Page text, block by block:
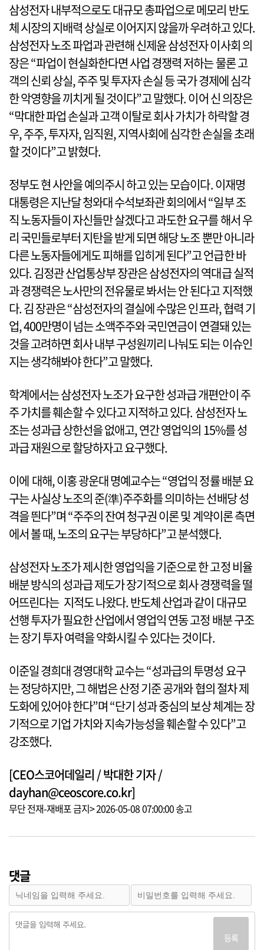
삼성전자 내부적으로도 대규모 총파업으로 메모리 반도
체 시장의 지배력 상실로 이어지지 않을까 우려하고 있다.
삼성전자 노조 파업과 관련해 신제윤 삼성전자 이사회 의
장은 “파업이 현실화한다면 사업 경쟁력 저하는 물론 고
객의 신뢰 상실, 주주 및 투자자 손실 등 국가 경제에 심각
한 악영향을 끼치게 될 것이다”고 말했다. 이어 신 의장은
“막대한 파업 손실과 고객 이탈로 회사 가치가 하락할 경
우, 주주, 투자자, 임직원, 지역사회에 심각한 손실을 초래
할 것이다”고 밝혔다.
정부도 현 사안을 예의주시 하고 있는 모습이다. 이재명
대통령은 지난달 청와대 수석보좌관 회의에서 “일부 조
직 노동자들이 자신들만 살겠다고 과도한 요구를 해서 우
리 국민들로부터 지탄을 받게 되면 해당 노조 뿐만 아니라
다른 노동자들에게도 피해를 입히게 된다”고 언급한 바
있다. 김정관 산업통상부 장관은 삼성전자의 역대급 실적
과 경쟁력은 노사만의 전유물로 봐서는 안 된다고 지적했
다. 김 장관은 “삼성전자의 결실에 수많은 인프라, 협력 기
업, 400만명이 넘는 소액주주와 국민연금이 연결돼 있는
것을 고려하면 회사 내부 구성원끼리 나눠도 되는 이슈인
지는 생각해봐야 한다”고 말했다.
학계에서는 삼성전자 노조가 요구한 성과급 개편안이 주
주 가치를 훼손할 수 있다고 지적하고 있다. 삼성전자 노
조는 성과급 상한선을 없애고, 연간 영업익의 15%를 성
과급 재원으로 할당하자고 요구했다.
이에 대해, 이홍 광운대 명예교수는 “영업익 정률 배분 요
구는 사실상 노조의 준(準)주주화를 의미하는 선배당 성
격을 띈다”며 “주주의 잔여 청구권 이론 및 계약이론 측면
에서 볼 때, 노조의 요구는 부당하다”고 분석했다.
삼성전자 노조가 제시한 영업익을 기준으로 한 고정 비율
배분 방식의 성과급 제도가 장기적으로 회사 경쟁력을 떨
어뜨린다는 지적도 나왔다. 반도체 산업과 같이 대규모
선행 투자가 필요한 산업에서 영업익 연동 고정 배분 구조
는 장기 투자 여력을 약화시킬 수 있다는 것이다.
이준일 경희대 경영대학 교수는 “성과급의 투명성 요구
는 정당하지만, 그 해법은 산정 기준 공개와 협의 절차 제
도화에 있어야 한다”며 “단기 성과 중심의 보상 체계는 장
기적으로 기업 가치와 지속가능성을 훼손할 수 있다”고
강조했다.
[CEO스코어데일리 / 박대한 기자 /
dayhan@ceoscore.co.kr]
무단 전재-재배포 금지> 2026-05-08 07:00:00 송고
댓글
등록